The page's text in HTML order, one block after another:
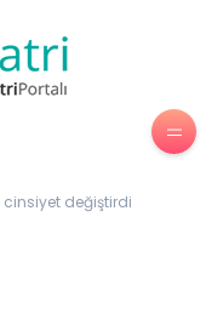
cinsiyet değiştirdi